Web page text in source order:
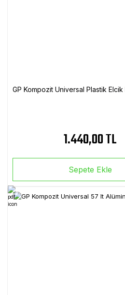
GP Kompozit Universal Plastik Elcik
1.440,00 TL
Sepete Ekle